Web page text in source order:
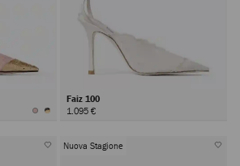
Faiz 100
1.095 €
Nuova Stagione